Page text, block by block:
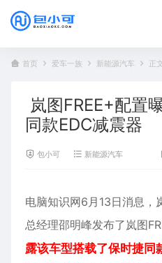
首页 爱车一族 新能源汽车 正
岚图FREE+配置
同款EDC减震器
包小可 新能源汽车
电脑知识网6月13日消息，
总经理邵明峰发布了 岚图
露该车型搭载了保时捷同